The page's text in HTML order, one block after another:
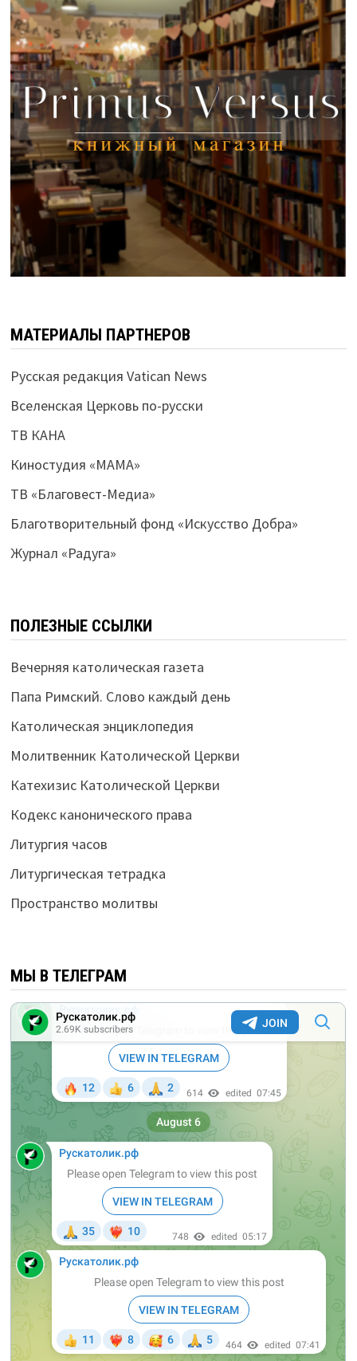
МАТЕРИАЛЫ ПАРТНЕРОВ
Русская редакция Vatican News
Вселенская Церковь по-русски
ТВ КАНА
Киностудия «МАМА»
ТВ «Благовест-Медиа»
Благотворительный фонд «Искусство Добра»
Журнал «Радуга»
ПОЛЕЗНЫЕ ССЫЛКИ
Вечерняя католическая газета
Папа Римский. Слово каждый день
Католическая энциклопедия
Молитвенник Католической Церкви
Катехизис Католической Церкви
Кодекс канонического права
Литургия часов
Литургическая тетрадка
Пространство молитвы
МЫ В ТЕЛЕГРАМ